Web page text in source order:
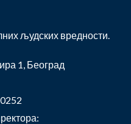
људских вредности.
1, Београд